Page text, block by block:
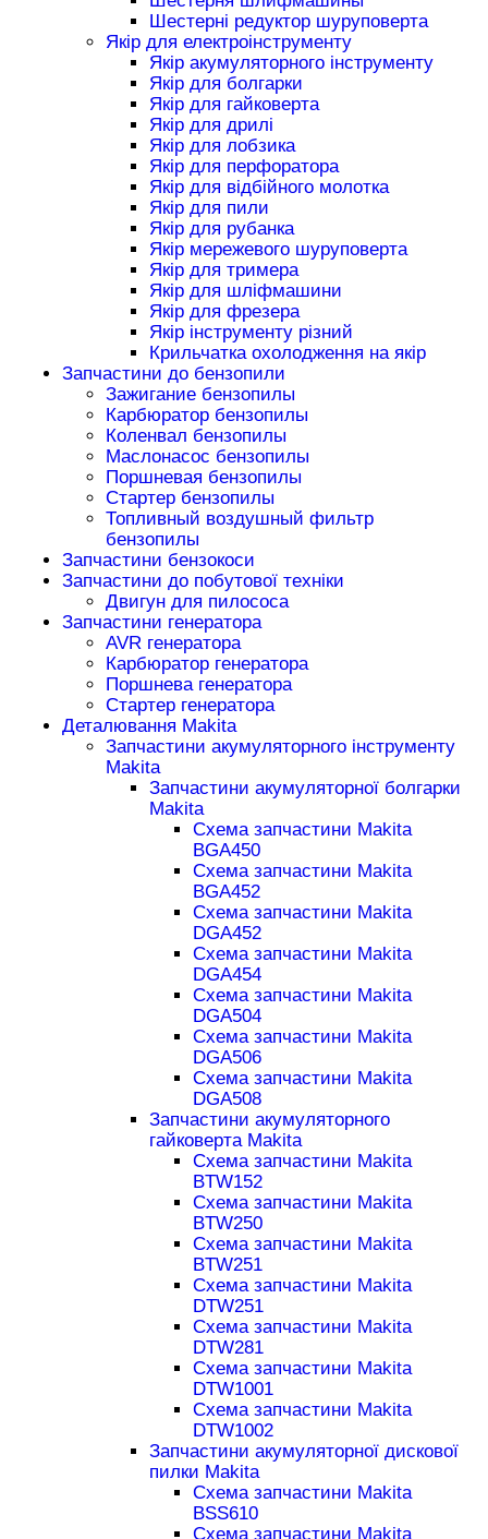
Шестерні редуктор шуруповерта
Якір для електроінструменту
Якір акумуляторного інструменту
Якір для болгарки
Якір для гайковерта
Якір для дрилі
Якір для лобзика
Якір для перфоратора
Якір для відбійного молотка
Якір для пили
Якір для рубанка
Якір мережевого шуруповерта
Якір для тримера
Якір для шліфмашини
Якір для фрезера
Якір інструменту різний
Крильчатка охолодження на якір
Запчастини до бензопили
Зажигание бензопилы
Карбюратор бензопилы
Коленвал бензопилы
Маслонасос бензопилы
Поршневая бензопилы
Стартер бензопилы
Топливный воздушный фильтр
бензопилы
Запчастини бензокоси
Запчастини до побутової техніки
Двигун для пилососа
Запчастини генератора
AVR генератора
Карбюратор генератора
Поршнева генератора
Стартер генератора
Деталювання Makita
Запчастини акумуляторного інструменту
Makita
Запчастини акумуляторної болгарки
Makita
Схема запчастини Makita
BGA450
Схема запчастини Makita
BGA452
Схема запчастини Makita
DGA452
Схема запчастини Makita
DGA454
Схема запчастини Makita
DGA504
Схема запчастини Makita
DGA506
Схема запчастини Makita
DGA508
Запчастини акумуляторного
гайковерта Makita
Схема запчастини Makita
BTW152
Схема запчастини Makita
BTW250
Схема запчастини Makita
BTW251
Схема запчастини Makita
DTW251
Схема запчастини Makita
DTW281
Схема запчастини Makita
DTW1001
Схема запчастини Makita
DTW1002
Запчастини акумуляторної дискової
пилки Makita
Схема запчастини Makita
BSS610
Схема запчастини Makita